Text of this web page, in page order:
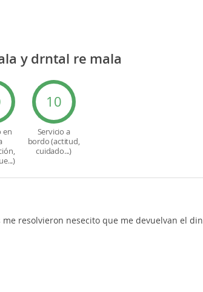
y drntal re mala
en
10
Servicio a
bordo (actitud,
cuidado...)
resolvieron nesecito que me devuelvan el